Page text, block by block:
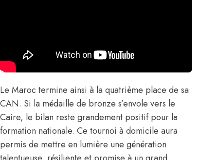
Le Maroc termine ainsi à la quatrième place de sa
CAN. Si la médaille de bronze s’envole vers le
Caire, le bilan reste grandement positif pour la
formation nationale. Ce tournoi à domicile aura
permis de mettre en lumière une génération